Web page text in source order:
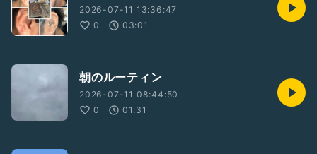
2026-07-11 13:36:47
0
03:01
朝のルーティン
2026-07-11 08:44:50
0
01:31